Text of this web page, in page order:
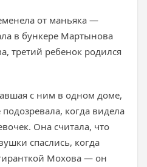
от маньяка —
в бункере Мартынова
третий ребенок родился
с ним в одном доме,
когда видела
Она считала, что
спаслись, когда
Мохова — он